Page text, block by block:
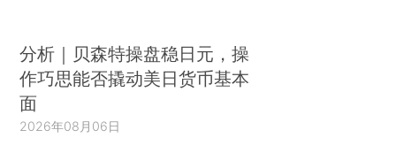
分析｜贝森特操盘稳日元，操
作巧思能否撬动美日货币基本
面
2026年08月06日